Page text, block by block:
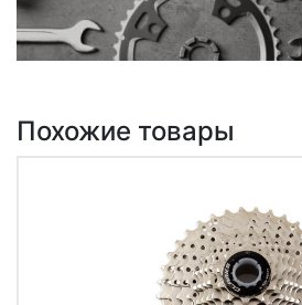
Похожие товары